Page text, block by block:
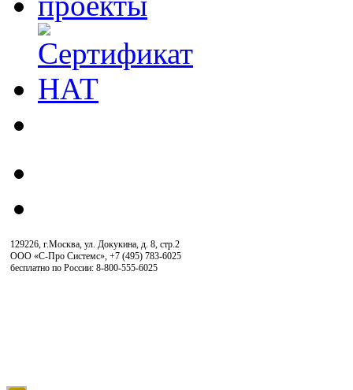
129226, г.Москва, ул. Докукина, д. 8, стр.2
ООО «С-Про Системс», +7 (495) 783-6025
бесплатно по России: 8-800-555-6025